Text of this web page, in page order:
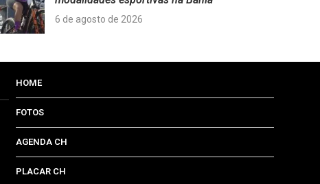
6 de agosto de 2026
HOME
FOTOS
AGENDA CH
PLACAR CH